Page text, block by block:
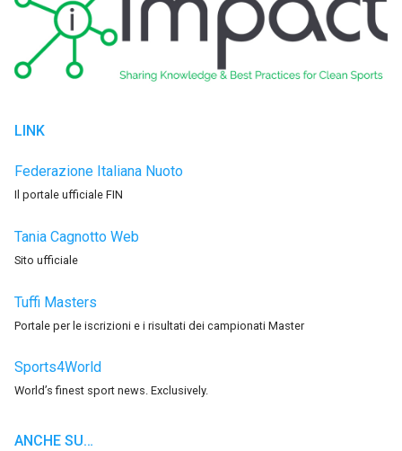
LINK
Federazione Italiana Nuoto
Il portale ufficiale FIN
Tania Cagnotto Web
Sito ufficiale
Tuffi Masters
Portale per le iscrizioni e i risultati dei campionati Master
Sports4World
World’s finest sport news. Exclusively.
ANCHE SU…